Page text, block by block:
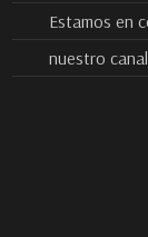
Estamos en
nuestro